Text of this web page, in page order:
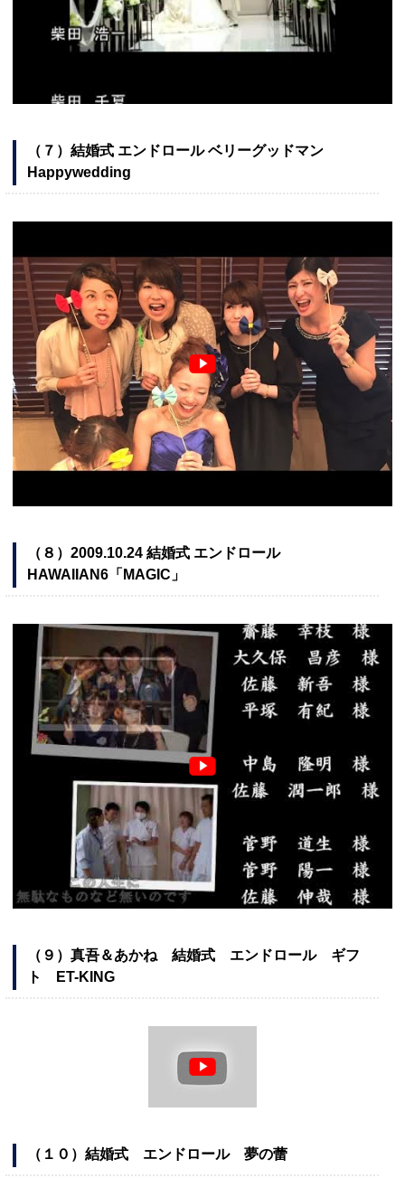
（７）結婚式 エンドロール ベリーグッドマン
Happywedding
（８）2009.10.24 結婚式 エンドロール
HAWAIIAN6「MAGIC」
（９）真吾＆あかね 結婚式 エンドロール ギフ
ト ET-KING
（１０）結婚式 エンドロール 夢の蕾